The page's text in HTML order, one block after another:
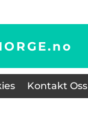
no
Kontakt Oss